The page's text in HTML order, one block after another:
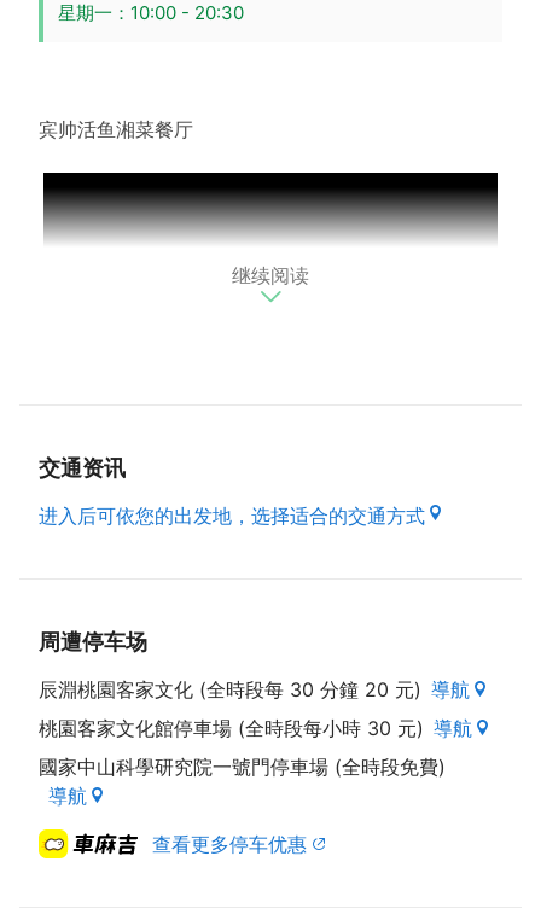
星期一：10:00 - 20:30
宾帅活鱼湘菜餐厅
继续阅读
交通资讯
进入后可依您的出发地，选择适合的交通方式
周遭停车场
辰淵桃園客家文化 (全時段每 30 分鐘 20 元) 導航
桃園客家文化館停車場 (全時段每小時 30 元) 導航
國家中山科學研究院一號門停車場 (全時段免費)
導航
查看更多停车优惠